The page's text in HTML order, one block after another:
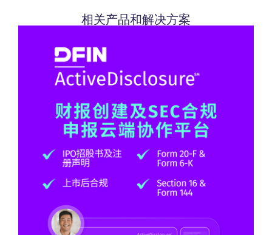
相关产品和解决方案